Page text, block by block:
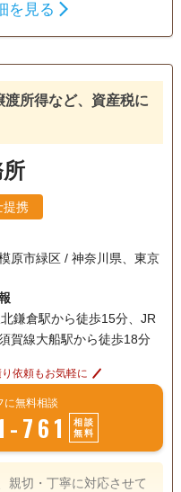
、学生の頃から不動産や
います。また税務や会計
。話しやすさ、実力、
のビジネスを効率的に運
は、「30年
をモットーに、「信頼
」を大切にしています。
客様のビジネスにとって
成功に貢献することを使
銀行手続き
生前贈与（不動産名
無料
を見る
所得など、資産税に
提携
原市緑区 / 神奈川県、東京
鎌倉駅から徒歩15分、JR
賀線大船駅から徒歩18分
依頼もお気軽に
に無料相談
761
相談
無料
親切・丁寧に対応させて